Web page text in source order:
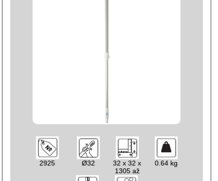
2925 Ø32
32 x 32 x
1305 až
1810
0.64 kg